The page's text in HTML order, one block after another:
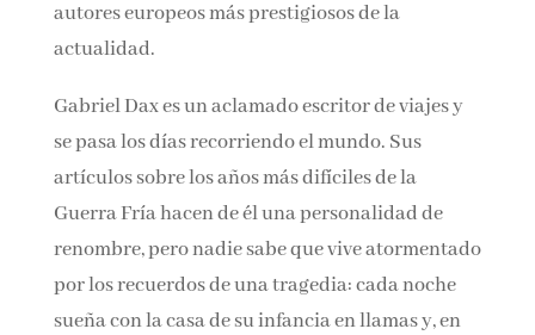
autores europeos más prestigiosos de la
actualidad.
Gabriel Dax es un aclamado escritor de viajes y
se pasa los días recorriendo el mundo. Sus
artículos sobre los años más difíciles de la
Guerra Fría hacen de él una personalidad de
renombre, pero nadie sabe que vive atormentado
por los recuerdos de una tragedia: cada noche
sueña con la casa de su infancia en llamas y, en